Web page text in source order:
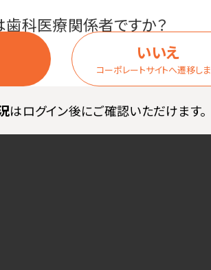
歯科医療関係者ですか？
いいえ
コーポレートサイトへ遷移し
はログイン後にご確認いただけます。